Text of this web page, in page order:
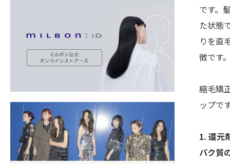
です。
た状態
りを直
徴です
縮毛矯
ップで
1. 還元
パク質